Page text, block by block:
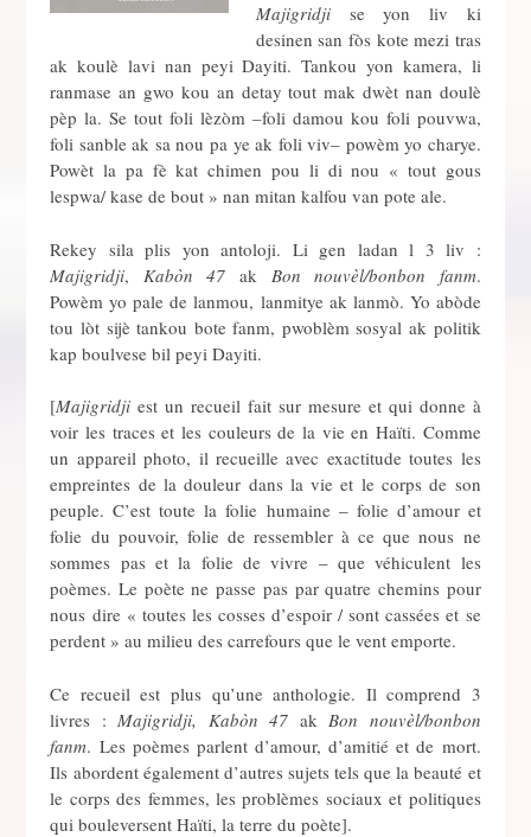
Majigridjise yon liv ki
desinen san fòs kote mezi tras
ak koulè lavi nan peyi Dayiti. Tankou yon kamera, li
ranmase an gwo kou an detay tout mak dwèt nan doulè
pèp la. Se tout foli lèzòm –foli damou kou foli pouvwa,
foli sanble ak sa nou pa ye ak foli viv– powèm yo charye.
Powèt la pa fè kat chimen pou li di nou « tout gous
lespwa/ kase de bout » nan mitan kalfou van pote ale.
Rekey sila plis yon antoloji. Li gen ladan l 3 liv :
Majigridji, Kabòn 47 ak Bon nouvèl/bonbon fanm.
Powèm yo pale de lanmou, lanmitye ak lanmò. Yo abòde
tou lòt sijè tankou bote fanm, pwoblèm sosyal ak politik
kap boulvese bil peyi Dayiti.
[Majigridji est un recueil fait sur mesure et qui donne à
voir les traces et les couleurs de la vie en Haïti. Comme
un appareil photo, il recueille avec exactitude toutes les
empreintes de la douleur dans la vie et le corps de son
peuple. C’est toute la folie humaine – folie d’amour et
folie du pouvoir, folie de ressembler à ce que nous ne
sommes pas et la folie de vivre – que véhiculent les
poèmes. Le poète ne passe pas par quatre chemins pour
nous dire « toutes les cosses d’espoir / sont cassées et se
perdent » au milieu des carrefours que le vent emporte.
Ce recueil est plus qu’une anthologie. Il comprend 3
livres : Majigridji, Kabòn 47 ak Bon nouvèl/bonbon
fanm. Les poèmes parlent d’amour, d’amitié et de mort.
Ils abordent également d’autres sujets tels que la beauté et
le corps des femmes, les problèmes sociaux et politiques
qui bouleversent Haïti, la terre du poète].